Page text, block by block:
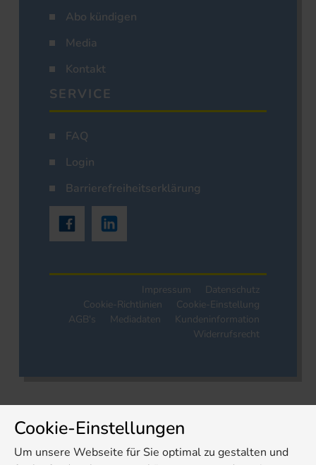
Abo kündigen
Media
Kontakt
SERVICE
FAQ
Login
Barrierefreiheitserklärung
Impressum
Datenschutz
Cookie-Richtlinien
Cookie-Einstellung
AGB's
Mediadaten
Kundeninformation
Widerrufsrecht
Cookie-Einstellungen
Um unsere Webseite für Sie optimal zu gestalten und